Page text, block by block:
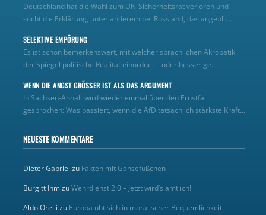
Deutschland hat die Wahl zum UN‑Sicherheitsrat verloren und
sucht die Erklärung, unter anderem bei Russland, das angeblic...
SELEKTIVE EMPÖRUNG
Es ist schon bemerkenswert, mit welcher sprachlichen Akrobatik
der Spiegel politische Realität einordnet – oder besser ge...
WENN DIE ANGST GRÖSSER IST ALS DAS ARGUMENT
In Sachsen-Anhalt wird wieder einmal über den Ernstfall
gesprochen: Was passiert, wenn die AfD tatsächlich stärkste Kraft...
NEUESTE KOMMENTARE
Dieter Gabriel zu Fakten mit Gänsefüßchen
Burgitt IhmzuWehrdienst 2.0 – Jetzt wird’s amtlich!
Aldo Orelli zu Europa übt sich in moralischer Bequemlichkeit